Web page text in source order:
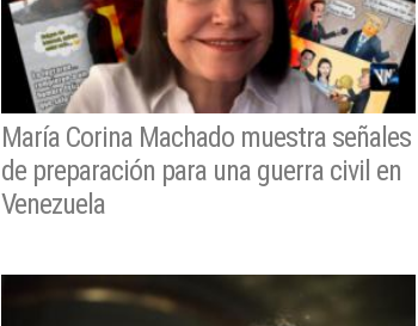
María Corina Machado muestra señales
de preparación para una guerra civil en
Venezuela